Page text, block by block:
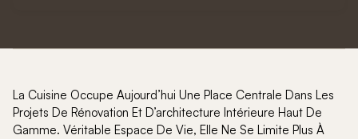
La Cuisine Occupe Aujourd’hui Une Place Centrale Dans Les
Projets De Rénovation Et D’architecture Intérieure Haut De
Gamme. Véritable Espace De Vie, Elle Ne Se Limite Plus À